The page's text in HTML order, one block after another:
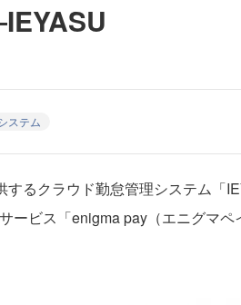
ステム
るクラウド勤怠管理システム「
ービス「enigma pay（エニグマ